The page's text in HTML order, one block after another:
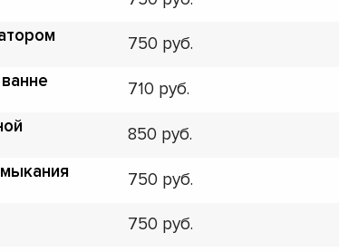
750
710
850
750
750